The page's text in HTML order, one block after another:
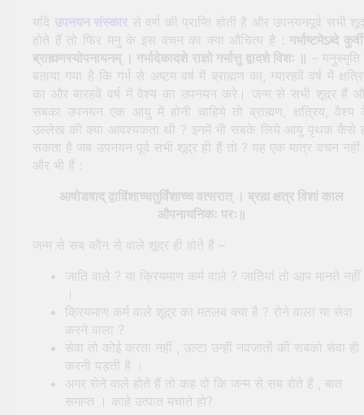
यदि उपनयन संस्कार से वर्ण की प्राप्ति होती है और उपनयनपूर्व सभी
होते हैं तो फिर मनु के इस वचन का क्या औचित्य है :गर्भाष्टमेऽब्दे
ब्राह्मणस्योपनायनम् । गर्भादेकादशे राज्ञो गर्भात्तु द्वादशे विशः ॥
–
बताया गया है कि गर्भ से अष्टम वर्ष में ब्राह्मण का, ग्यारहवें वर्ष में
का और बारहवें वर्ष में वैश्य का उपनयन करे। जन्म से सभी शूद्र हैं
सबका उपनयन एक आयु में होनी चाहिये तो ब्राह्मण, क्षत्रिय, वैश्य
उल्लेख की क्या आवश्यकता थी ? इनमें भी सबके लिये आयु पृथक कैसे
सकता है जब उपनयन पूर्व सभी शूद्र ही हैं तो ? यह एक मात्र वचन नहीं
और भी हैं :
आषोडषाद् द्वाविंशाच्चतुर्विंशाच्च वत्सरात् । ब्रह्म क्षत्र विशां काल
औपनायनिकः परः॥
जन्म से सब कौन से वाले शूद्र ही होते हैं –
जाति वाले ? या क्रियमाण कर्म वाले ? जातियां तो आप मानते नहीं
।
क्रियमाण कर्म वाले शूद्र का मतलब क्या है ? रोने वाला या सेवा
करने वाला ?
सेवा तो कोई करता नहीं , उल्टा उन्हीं नवजातों की सबको सेवा ही
करनी पड़ती है ।
अगर रोने वाले होते हैं तो कह दो कि जन्म से सब रोते हैं , बात
समाप्त । काहे उत्पात मचाते हो?